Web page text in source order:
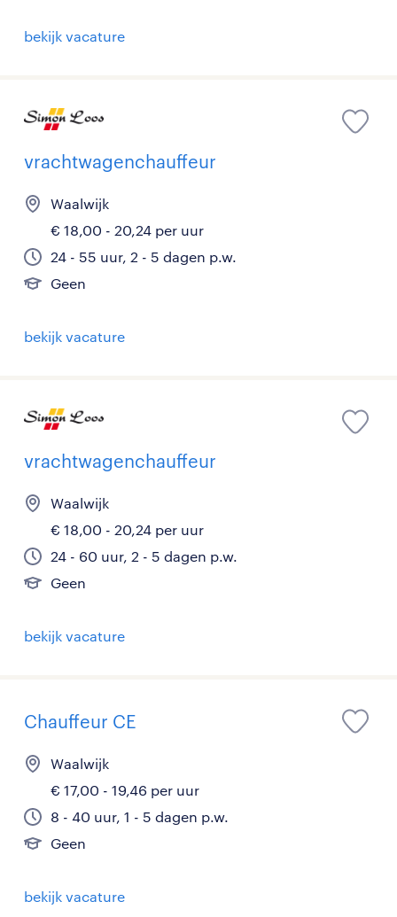
bekijk vacature
vrachtwagenchauffeur
Waalwijk
€ 18,00 - 20,24 per uur
24 - 55 uur, 2 - 5 dagen p.w.
Geen
bekijk vacature
vrachtwagenchauffeur
Waalwijk
€ 18,00 - 20,24 per uur
24 - 60 uur, 2 - 5 dagen p.w.
Geen
bekijk vacature
Chauffeur CE
Waalwijk
€ 17,00 - 19,46 per uur
8 - 40 uur, 1 - 5 dagen p.w.
Geen
bekijk vacature